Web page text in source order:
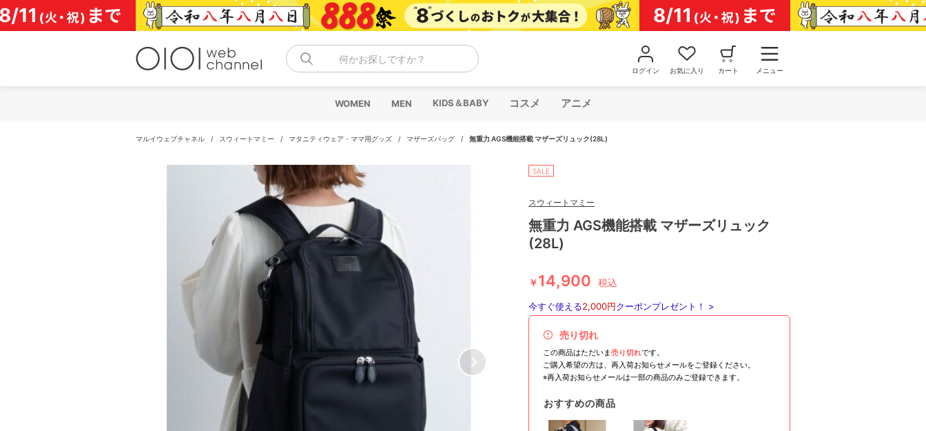
コ
ン
テ
何かお探しですか？
ログイン お気に入り カート メニュー
WOMEN MEN KIDS＆BABY コスメ アニメ
マルイウェブチャネル / スウィートマミー / マタニティウェア・ママ用グッズ / マザーズバッグ / 無重力 AGS機能搭載 マザーズリュック(28L)
SALE
スウィートマミー
無重力 AGS機能搭載 マザーズリュック
(28L)
￥14,900 税込
今すぐ使える2,000円クーポンプレゼント！ >
売り切れ
この商品はただいま売り切れです。
ご購入希望の方は、再入荷お知らせメールをご登録ください。
※再入荷お知らせメールは一部の商品のみご登録できます。
おすすめの商品